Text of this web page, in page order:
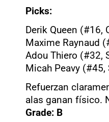
Picks:
Derik Queen (#16,
Maxime Raynaud
Adou Thiero (#32,
Micah Peavy (#45,
Refuerzan
alas ganan físico.
Grade: B